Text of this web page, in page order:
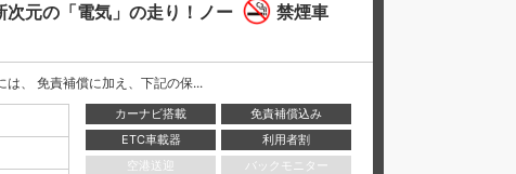
次元の「電気」の走り！ノー
禁煙車
、 免責補償に加え、下記の保...
カーナビ搭載
免責補償込み
ETC車載器
利用者割
空港送迎
バックモニター